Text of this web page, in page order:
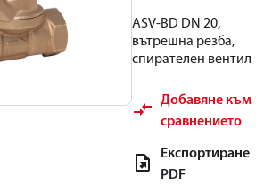
ASV-BD DN 20,
вътрешна резба,
спирателен вентил
Добавяне към
сравнението
Експортиране
PDF